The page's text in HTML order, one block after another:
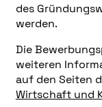
des
werden.
Die
weiteren
auf den Seiten
Wirtschaft und